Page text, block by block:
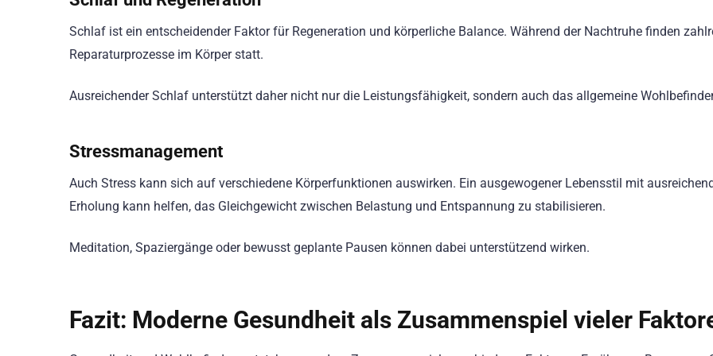
Schlaf ist ein entscheidender Faktor für Regeneration und körperliche Balance. Während der Nachtruhe finden
Reparaturprozesse im Körper statt.
Ausreichender Schlaf unterstützt daher nicht nur die Leistungsfähigkeit, sondern auch das allgemeine
Stressmanagement
Auch Stress kann sich auf verschiedene Körperfunktionen auswirken. Ein ausgewogener Lebensstil mit
Erholung kann helfen, das Gleichgewicht zwischen Belastung und Entspannung zu stabilisieren.
Meditation, Spaziergänge oder bewusst geplante Pausen können dabei unterstützend wirken.
Fazit: Moderne Gesundheit als Zusammenspiel vieler